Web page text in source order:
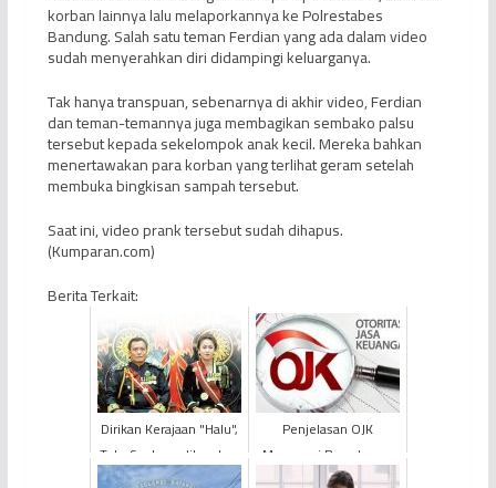
korban lainnya lalu melaporkannya ke Polrestabes
Bandung. Salah satu teman Ferdian yang ada dalam video
sudah menyerahkan diri didampingi keluarganya.
Tak hanya transpuan, sebenarnya di akhir video, Ferdian
dan teman-temannya juga membagikan sembako palsu
tersebut kepada sekelompok anak kecil. Mereka bahkan
menertawakan para korban yang terlihat geram setelah
membuka bingkisan sampah tersebut.
Saat ini, video prank tersebut sudah dihapus.
(Kumparan.com)
Berita Terkait:
Dirikan Kerajaan "Halu",
Toto Santoso ditangkap
Polisi
Penjelasan OJK
Mengenai Beredarnya
Informasi Perbankan